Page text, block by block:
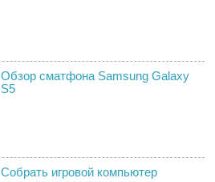
Обзор сматфона Samsung Galaxy
S5
Собрать игровой компьютер